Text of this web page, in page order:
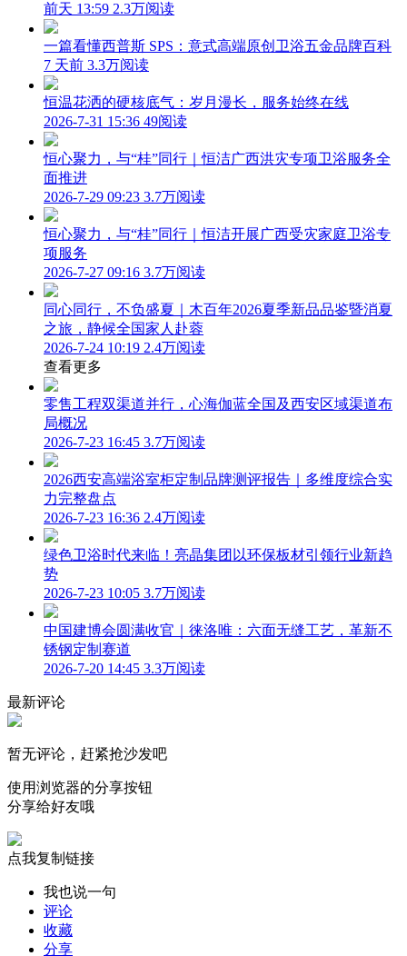
前天 13:59 2.3万阅读
一篇看懂西普斯 SPS：意式高端原创卫浴五金品牌百科
7 天前 3.3万阅读
恒温花洒的硬核底气：岁月漫长，服务始终在线
2026-7-31 15:36 49阅读
恒心聚力，与“桂”同行｜恒洁广西洪灾专项卫浴服务全
面推进
2026-7-29 09:23 3.7万阅读
恒心聚力，与“桂”同行｜恒洁开展广西受灾家庭卫浴专
项服务
2026-7-27 09:16 3.7万阅读
同心同行，不负盛夏｜木百年2026夏季新品品鉴暨消夏
之旅，静候全国家人赴蓉
2026-7-24 10:19 2.4万阅读
查看更多
零售工程双渠道并行，心海伽蓝全国及西安区域渠道布
局概况
2026-7-23 16:45 3.7万阅读
2026西安高端浴室柜定制品牌测评报告｜多维度综合实
力完整盘点
2026-7-23 16:36 2.4万阅读
绿色卫浴时代来临！亮晶集团以环保板材引领行业新趋
势
2026-7-23 10:05 3.7万阅读
中国建博会圆满收官｜徕洛唯：六面无缝工艺，革新不
锈钢定制赛道
2026-7-20 14:45 3.3万阅读
最新评论
暂无评论，赶紧抢沙发吧
使用浏览器的分享按钮
分享给好友哦
点我复制链接
我也说一句
评论
收藏
分享